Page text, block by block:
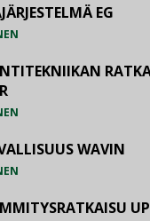
EG
WAVIN